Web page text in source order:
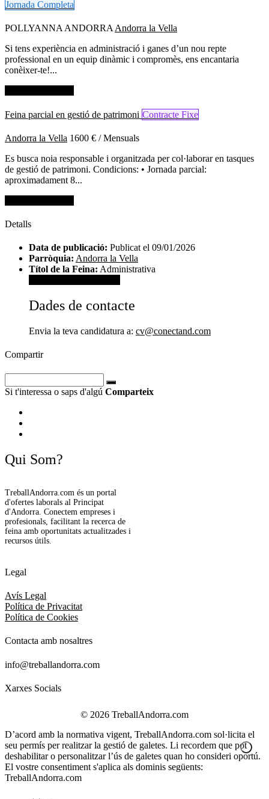
Jornada Completa
POLLYANNA ANDORRA Andorra la Vella
Si tens experiència en administració i ganes d’un nou repte
professional en un equip dinàmic i compromès, ens encantaria
conèixer-te!...
Feina parcial en gestió de patrimoni Contracte Fixe
Andorra la Vella 1600 € / Mensuals
Es busca noia responsable i organitzada per col·laborar en tasques
de gestió de patrimoni. Condicions: • Jornada parcial:
aproximadament 8...
Detalls
Data de publicació: Publicat el 09/01/2026
Parròquia: Andorra la Vella
Títol de la Feina: Administrativa
Dades de contacte
Envia la teva candidatura a: cv@conectand.com
Compartir
Si t'interessa o saps d'algú Comparteix
Qui Som?
TreballAndorra.com és un portal
d'ofertes laborals al Principat
d'Andorra. Conectem empreses i
profesionals, facilitant la recerca de
feina amb oportunitats actualitzades i
recursos útils.
Legal
Avís Legal
Política de Privacitat
Política de Cookies
Contacta amb nosaltres
info@treballandorra.com
Xarxes Socials
© 2026 TreballAndorra.com
D’acord amb la normativa vigent, TreballAndorra.com sol·licita el
seu permís per realitzar la gestió de galetes. Li recordem que pot
deshabilitar o personalitzar l’ús de galetes quan ho consideri oportú.
El vostre consentiment s'aplica als dominis següents:
TreballAndorra.com